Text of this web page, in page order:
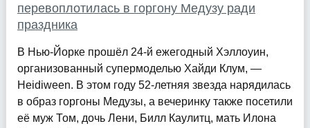
перевоплотилась в горгону Медузу ради
праздника
В Нью-Йорке прошёл 24-й ежегодный Хэллоуин,
организованный супермоделью Хайди Клум, —
Heidiween. В этом году 52-летняя звезда нарядилась
в образ горгоны Медузы, а вечеринку также посетили
её муж Том, дочь Лени, Билл Каулитц, мать Илона